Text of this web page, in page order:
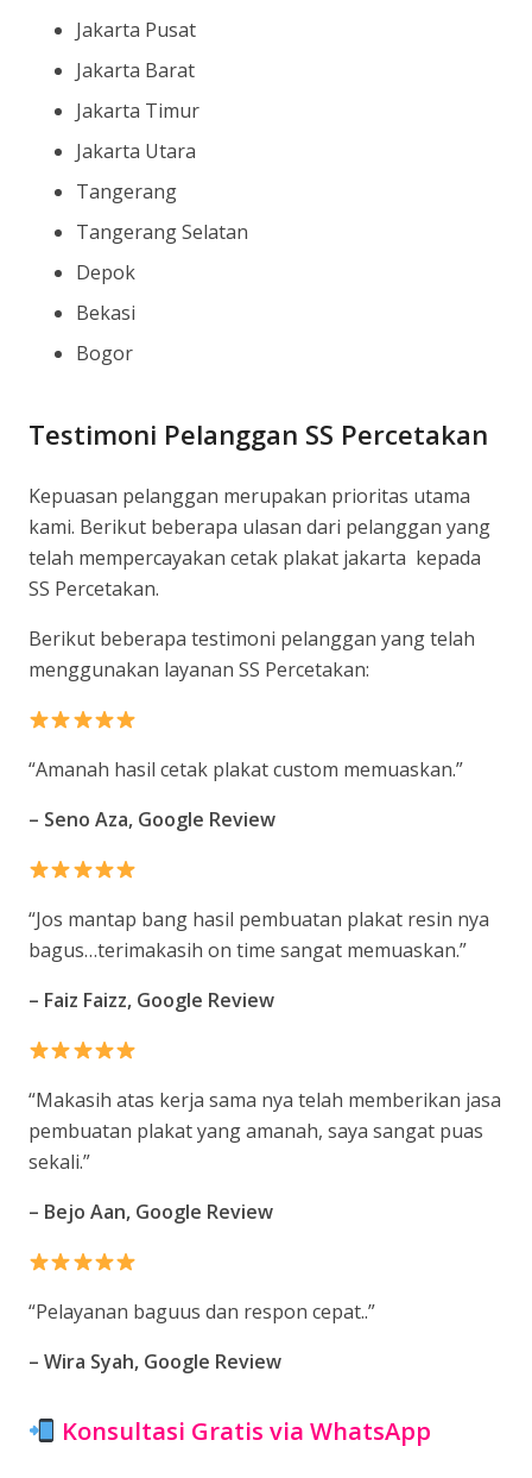
Jakarta Pusat
Jakarta Barat
Jakarta Timur
Jakarta Utara
Tangerang
Tangerang Selatan
Depok
Bekasi
Bogor
Testimoni Pelanggan SS Percetakan
Kepuasan pelanggan merupakan prioritas utama
kami. Berikut beberapa ulasan dari pelanggan yang
telah mempercayakan cetak plakat jakarta kepada
SS Percetakan.
Berikut beberapa testimoni pelanggan yang telah
menggunakan layanan SS Percetakan:
“Amanah hasil cetak plakat custom memuaskan.”
– Seno Aza, Google Review
“Jos mantap bang hasil pembuatan plakat resin nya
bagus…terimakasih on time sangat memuaskan.”
– Faiz Faizz, Google Review
“Makasih atas kerja sama nya telah memberikan jasa
pembuatan plakat yang amanah, saya sangat puas
sekali.”
– Bejo Aan, Google Review
“Pelayanan baguus dan respon cepat..”
– Wira Syah, Google Review
Konsultasi Gratis via WhatsApp